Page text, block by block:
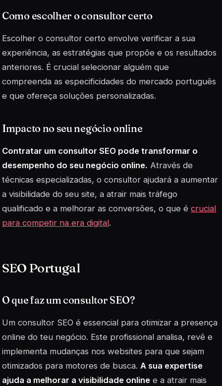
Como escolher o consultor certo
Escolher o consultor certo envolve verificar a sua
experiência, as estratégias que propõe e os resultados
anteriores. É crucial selecionar alguém que
compreenda as especificidades do mercado português
e que ofereça soluções personalizadas.
Impacto no seu negócio online
Contratar um consultor SEO pode transformar o
desempenho do seu negócio online. Através de
técnicas especializadas, o consultor ajudará a aumentar
a visibilidade do seu site, a atrair mais tráfego
qualificado e a melhorar as conversões, o que é crucial
para competir na era digital.
SEO Portugal
O que faz um consultor SEO?
Um consultor SEO é essencial para otimizar a presença
online do teu negócio. Este profissional analisa, revê e
implementa mudanças nos websites para que sejam
otimizados para motores de busca. A sua expertise
ajuda a melhorar a visibilidade online e a atrair mais